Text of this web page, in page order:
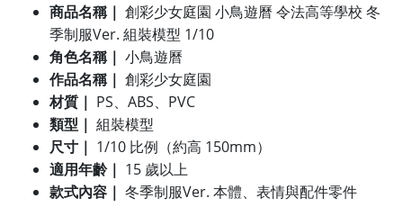
商品名稱｜ 創彩少女庭園 小鳥遊曆 令法高等學校 冬
季制服Ver. 組裝模型 1/10
角色名稱｜ 小鳥遊曆
作品名稱｜ 創彩少女庭園
材質｜ PS、ABS、PVC
類型｜ 組裝模型
尺寸｜ 1/10 比例（約高 150mm）
適用年齡｜ 15 歲以上
款式內容｜ 冬季制服Ver. 本體、表情與配件零件